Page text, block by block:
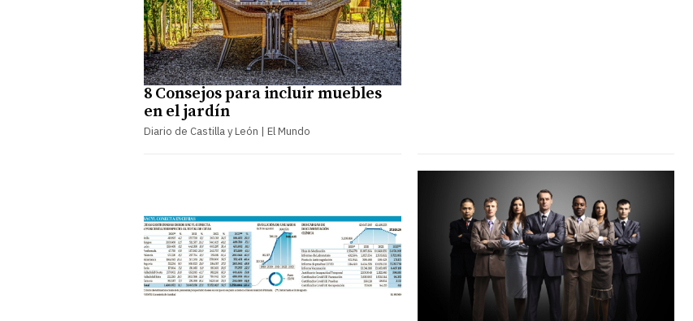
8 Consejos para incluir muebles
en el jardín
Diario de Castilla y León | El Mundo